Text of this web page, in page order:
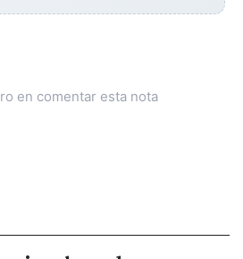
en comentar esta nota